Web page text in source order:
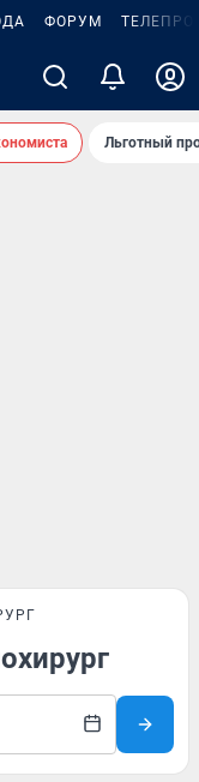
ФОРУМ
Льготный